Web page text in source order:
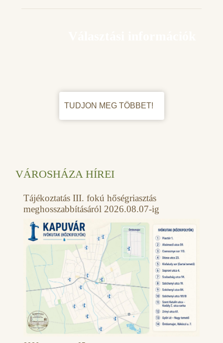
TUDJON MEG TÖBBET!
VÁROSHÁZA HÍREI
Tájékoztatás III. fokú hőségriasztás
meghosszabbításáról 2026.08.07-ig